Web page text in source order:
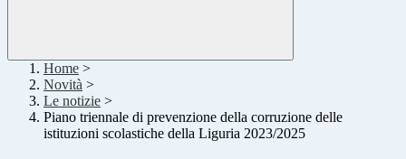
Home >
Novità >
Le notizie >
Piano triennale di prevenzione della corruzione delle
istituzioni scolastiche della Liguria 2023/2025